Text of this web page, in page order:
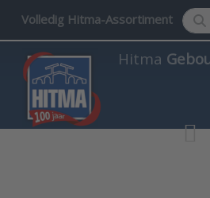
Volledig Hitma-Assortiment
Hitma